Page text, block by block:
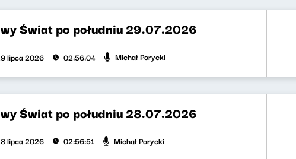
Świat po południu 29.07.2026
lipca 2026 02:56:04 Michał Porycki
Świat po południu 28.07.2026
lipca 2026 02:56:51 Michał Porycki